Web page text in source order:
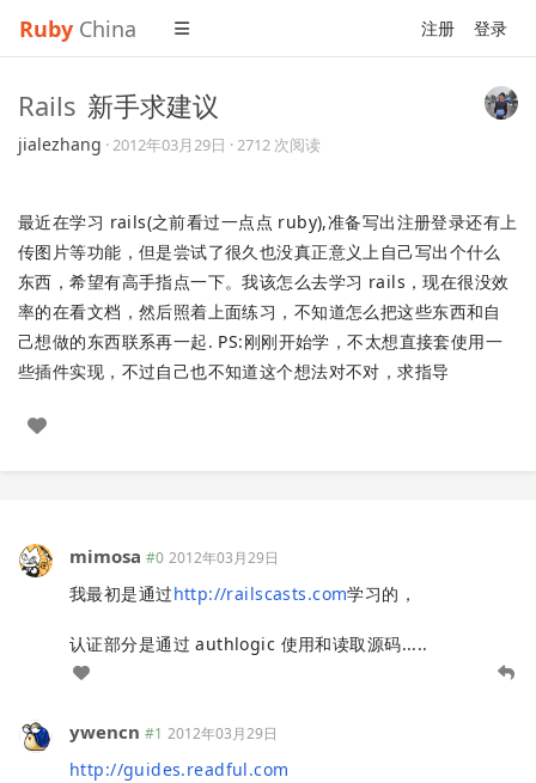
Ruby China 注册 登录
Rails 新手求建议
jialezhang ·2012年03月29日 · 2712 次阅读
最近在学习 rails(之前看过一点点 ruby),准备写出注册登录还有上
传图片等功能，但是尝试了很久也没真正意义上自己写出个什么
东西，希望有高手指点一下。我该怎么去学习 rails，现在很没效
率的在看文档，然后照着上面练习，不知道怎么把这些东西和自
己想做的东西联系再一起. PS:刚刚开始学，不太想直接套使用一
些插件实现，不过自己也不知道这个想法对不对，求指导
mimosa #0 2012年03月29日
我最初是通过http://railscasts.com学习的，
认证部分是通过 authlogic 使用和读取源码.....
ywencn #1 2012年03月29日
http://guides.readful.com